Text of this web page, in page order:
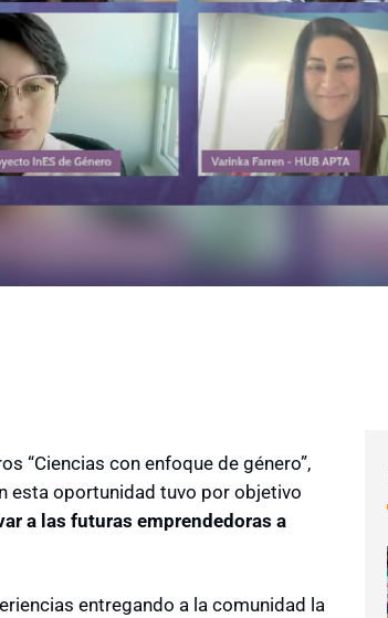
“Ciencias con enfoque de género”,
esta oportunidad tuvo por objetivo
a las futuras emprendedoras a
entregando a la comunidad la